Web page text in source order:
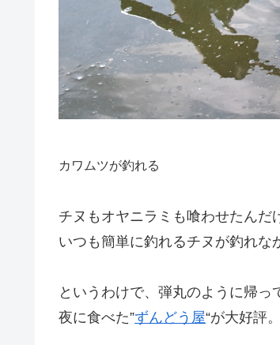
カワムツが釣れる
チヌもオヤニラミも喰わせたんだ
いつも簡単に釣れるチヌが釣れな
というわけで、弾丸のように帰っ
夜に食べた”ずんどう屋“が大好評。